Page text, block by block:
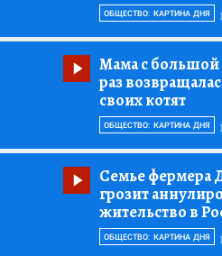
ОБЩЕСТВО: КАРТИНА ДНЯ
Мама с
раз
своих котят
ОБЩЕСТВО: КАРТИНА ДНЯ
Семье фермера
грозит
жительство в
ОБЩЕСТВО: КАРТИНА ДНЯ